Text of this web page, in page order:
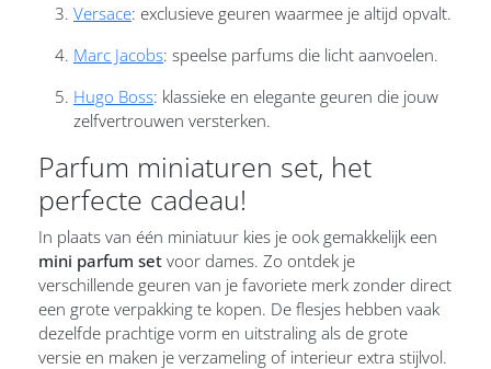
Versace: exclusieve geuren waarmee je altijd opvalt.
Marc Jacobs: speelse parfums die licht aanvoelen.
Hugo Boss: klassieke en elegante geuren die jouw
zelfvertrouwen versterken.
Parfum miniaturen set, het
perfecte cadeau!
In plaats van één miniatuur kies je ook gemakkelijk een
mini parfum set voor dames. Zo ontdek je
verschillende geuren van je favoriete merk zonder direct
een grote verpakking te kopen. De flesjes hebben vaak
dezelfde prachtige vorm en uitstraling als de grote
versie en maken je verzameling of interieur extra stijlvol.